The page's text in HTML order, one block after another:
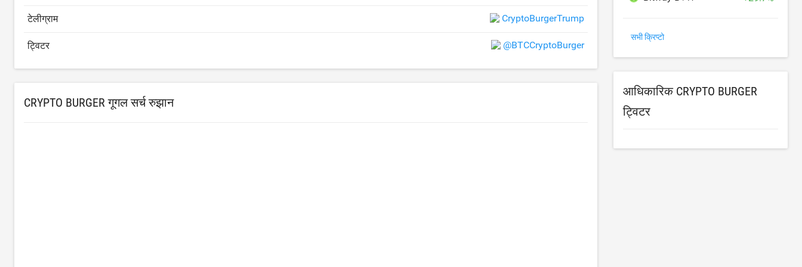
टेलीग्राम CryptoBurgerTrump
ट्विटर @BTCCryptoBurger
CRYPTO BURGER गूगल सर्च रुझान
सभी क्रिप्टो
आधिकारिक CRYPTO BURGER
ट्विटर